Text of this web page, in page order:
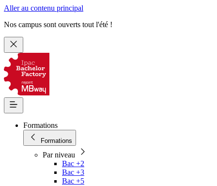
Aller au contenu principal
Nos campus sont ouverts tout l'été !
Formations
Formations
Par niveau
Bac +2
Bac +3
Bac +5